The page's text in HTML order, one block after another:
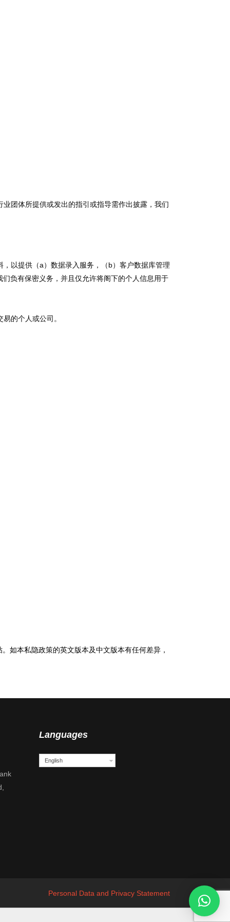
团体所提供或发出的指引或指导需作出披露，我们
以提供（a）数据录入服务，（b）客户数据库管理
负有保密义务，并且仅允许将阁下的个人信息用于
的个人或公司。
如本私隐政策的英文版本及中文版本有任何差异，
Languages
English
Personal Data and Privacy Statement